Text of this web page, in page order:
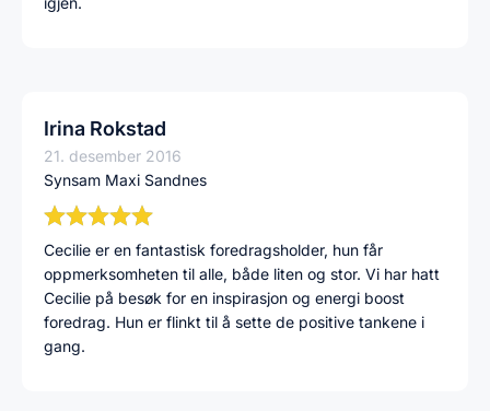
Irina Rokstad
21. desember 2016
Synsam Maxi Sandnes
Cecilie er en fantastisk foredragsholder, hun får
oppmerksomheten til alle, både liten og stor. Vi har hatt
Cecilie på besøk for en inspirasjon og energi boost
foredrag. Hun er flinkt til å sette de positive tankene i
gang.